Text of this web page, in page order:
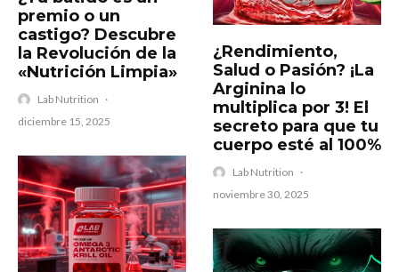
premio o un
castigo? Descubre
la Revolución de la
«Nutrición Limpia»
Lab Nutrition ·
diciembre 15, 2025
¿Rendimiento,
Salud o Pasión? ¡La
Arginina lo
multiplica por 3! El
secreto para que tu
cuerpo esté al 100%
Lab Nutrition ·
noviembre 30, 2025